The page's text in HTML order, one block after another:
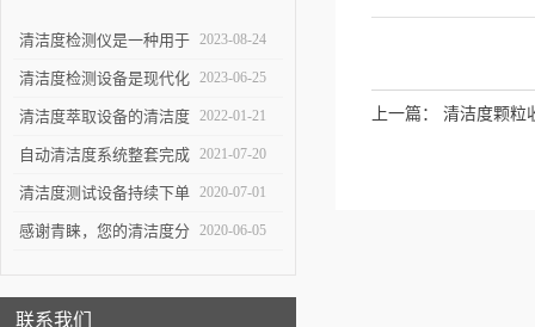
清洁度检测仪是一种用于
评估物体表面清洁程度的
重要工具
2023-08-24
清洁度检测设备是现代化
生产中*一环
2023-06-25
清洁度萃取设备的清洁度
测试对于不同系统的组件
有不同的意义
2022-01-21
自动清洁度系统整套完成
交付——吉林客户
2021-07-20
清洁度测试设备持续下单 2020-07-01
感谢青睐，您的清洁度分 2020-06-05
联系我们
上一篇： 清洁度颗粒